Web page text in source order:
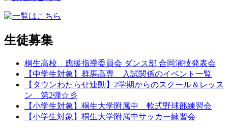
生徒募集
桐生高校 應援指導委員会 ダンス部 合同演技発表会
【中学生対象】群馬高専 入試関係のイベント一覧
【タウンわたらせ連動】2学期からのスクール＆レッス
ン 第2弾☆彡
【小学生対象】桐生大学附属中 軟式野球部練習会
【小学生対象】桐生大学附属中サッカー練習会